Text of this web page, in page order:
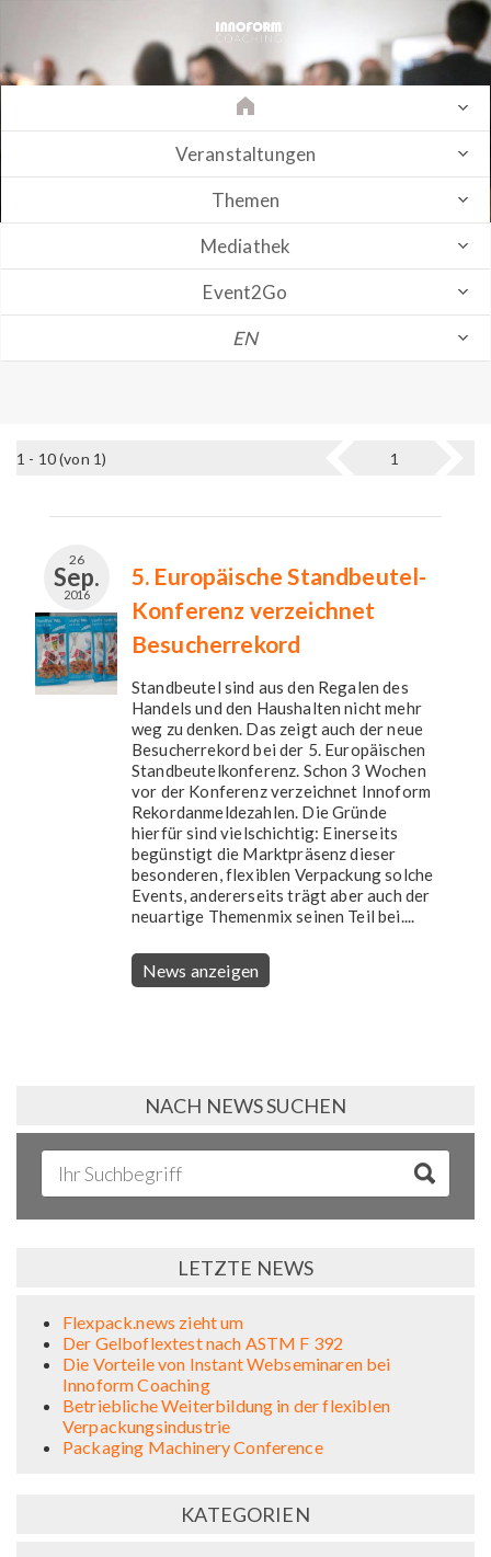
Veranstaltungen
Themen
Mediathek
Event2Go
EN
1 - 10 (von 1) 1
26
Sep.
2016
5. Europäische Standbeutel-
Konferenz verzeichnet
Besucherrekord
Standbeutel sind aus den Regalen des
Handels und den Haushalten nicht mehr
weg zu denken. Das zeigt auch der neue
Besucherrekord bei der 5. Europäischen
Standbeutelkonferenz. Schon 3 Wochen
vor der Konferenz verzeichnet Innoform
Rekordanmeldezahlen. Die Gründe
hierfür sind vielschichtig: Einerseits
begünstigt die Marktpräsenz dieser
besonderen, flexiblen Verpackung solche
Events, andererseits trägt aber auch der
neuartige Themenmix seinen Teil bei....
News anzeigen
NACH NEWS SUCHEN
LETZTE NEWS
Flexpack.news zieht um
Der Gelboflextest nach ASTM F 392
Die Vorteile von Instant Webseminaren bei
Innoform Coaching
Betriebliche Weiterbildung in der flexiblen
Verpackungsindustrie
Packaging Machinery Conference
KATEGORIEN